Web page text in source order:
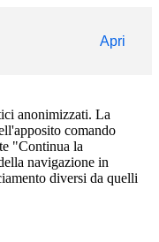
Apri
anonimizzati. La
comando
"Continua la
navigazione in
diversi da quelli